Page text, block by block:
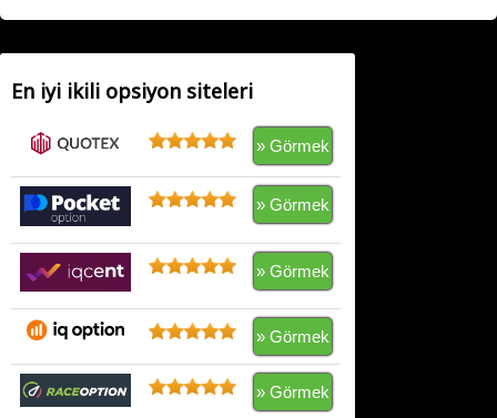
En iyi ikili opsiyon siteleri
» Görmek
» Görmek
» Görmek
» Görmek
» Görmek